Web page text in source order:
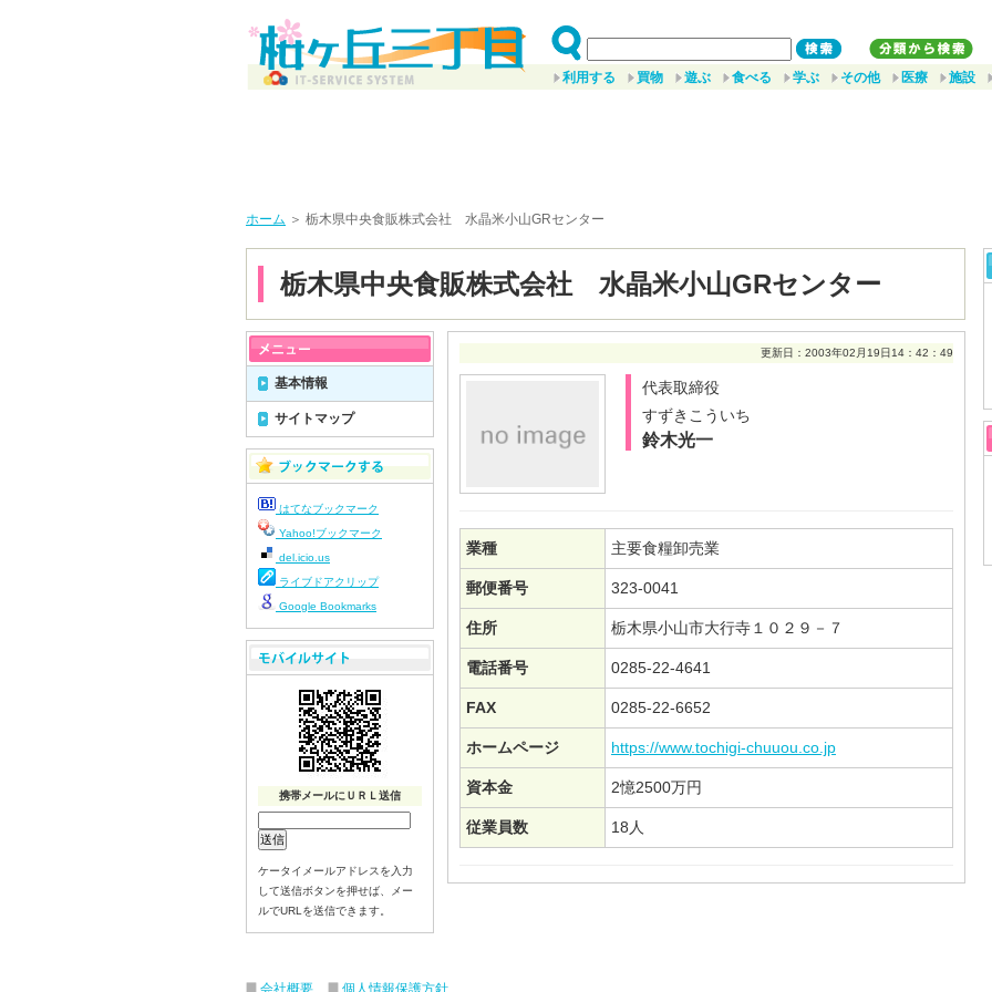
利用する 買物 遊ぶ 食べる 学ぶ その他 医療 施設
ホーム ＞ 栃木県中央食販株式会社 水晶米小山GRセンター
栃木県中央食販株式会社 水晶米小山GRセンター
更新日：2003年02月19日14：42：49
代表取締役
すずきこういち
鈴木光一
業種 主要食糧卸売業
郵便番号 323-0041
住所 栃木県小山市大行寺１０２９－７
電話番号 0285-22-4641
FAX 0285-22-6652
ホームページ https://www.tochigi-chuuou.co.jp
資本金 2憶2500万円
従業員数 18人
基本情報
サイトマップ
はてなブックマーク
Yahoo!ブックマーク
del.icio.us
ライブドアクリップ
Google Bookmarks
携帯メールにＵＲＬ送信
ケータイメールアドレスを入力
して送信ボタンを押せば、メー
ルでURLを送信できます。
会社概要 個人情報保護方針